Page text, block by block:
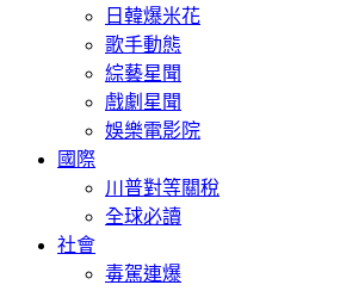
日韓爆米花
歌手動態
綜藝星聞
戲劇星聞
娛樂電影院
國際
川普對等關稅
全球必讀
社會
毒駕連爆